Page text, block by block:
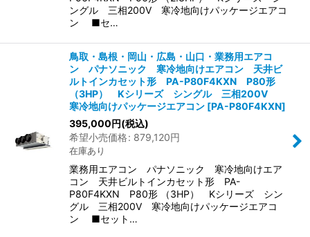
ングル 三相200V 寒冷地向けパッケージエアコ
ン ■セ…
鳥取・島根・岡山・広島・山口・業務用エアコ
ン パナソニック 寒冷地向けエアコン 天井ビ
ルトインカセット形 PA-P80F4KXN P80形
（3HP） Kシリーズ シングル 三相200V
寒冷地向けパッケージエアコン [PA-P80F4KXN]
395,000円(税込)
希望小売価格: 879,120円
在庫あり
業務用エアコン パナソニック 寒冷地向けエア
コン 天井ビルトインカセット形 PA-
P80F4KXN P80形 （3HP） Kシリーズ シン
グル 三相200V 寒冷地向けパッケージエアコ
ン ■セット…